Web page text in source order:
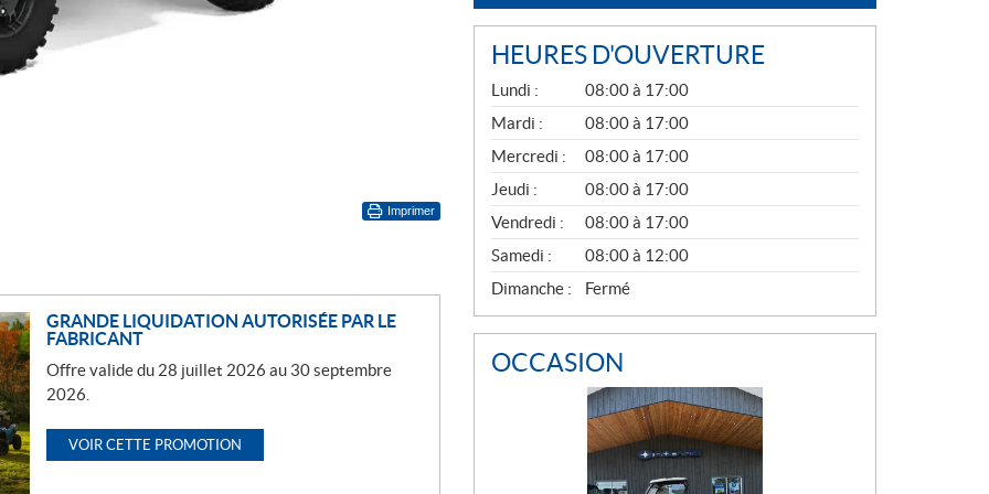
Imprimer
GRANDE LIQUIDATION AUTORISÉE PAR LE
FABRICANT
Offre valide du 28 juillet 2026 au 30 septembre
2026.
VOIR CETTE PROMOTION
HEURES D'OUVERTURE
G
É
N
É
R
A
L
Lundi :
08:00 à 17:00
Mardi :
08:00 à 17:00
Mercredi :
08:00 à 17:00
Jeudi :
08:00 à 17:00
Vendredi :
08:00 à 17:00
Samedi :
08:00 à 12:00
Dimanche :
Fermé
OCCASION